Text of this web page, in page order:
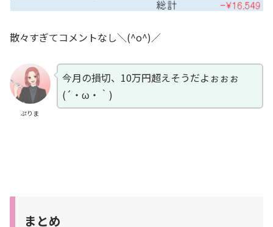
散々すぎてコメントなし＼(^o^)／
ぷりま
今月の損切、10万円超えそうだよぉぉぉ
(´・ω・｀)
まとめ